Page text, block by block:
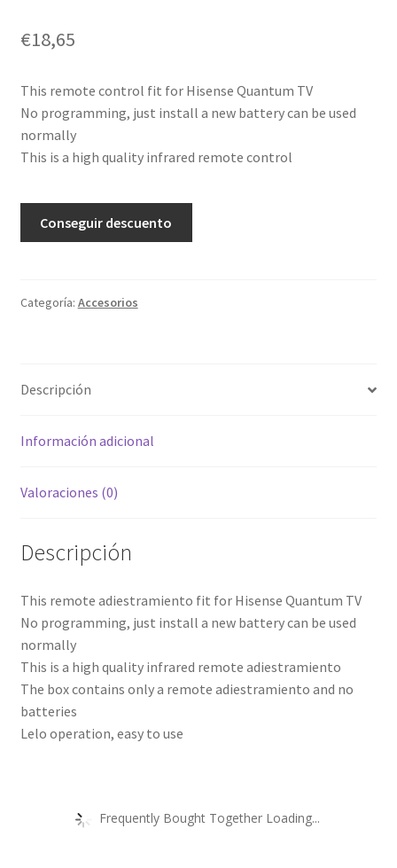
€18,65
This remote control fit for Hisense Quantum TV
No programming, just install a new battery can be used
normally
This is a high quality infrared remote control
Conseguir descuento
Categoría: Accesorios
Descripción
Información adicional
Valoraciones (0)
Descripción
This remote adiestramiento fit for Hisense Quantum TV
No programming, just install a new battery can be used
normally
This is a high quality infrared remote adiestramiento
The box contains only a remote adiestramiento and no
batteries
Lelo operation, easy to use
Frequently Bought Together Loading...